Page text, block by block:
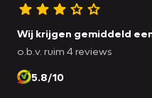
Wij krijgen gemiddeld
o.b.v. ruim 4 reviews
5.8/10